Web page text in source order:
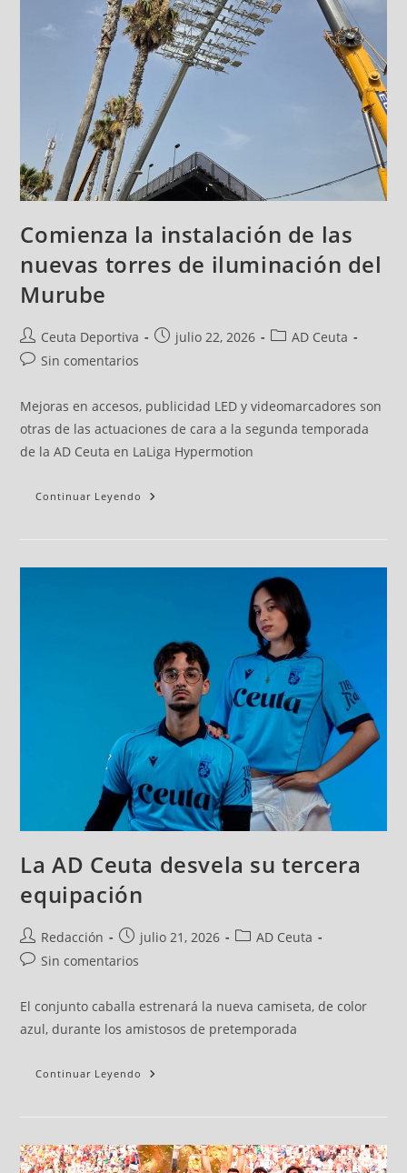
Comienza la instalación de las
nuevas torres de iluminación del
Murube
Ceuta Deportiva julio 22, 2026
AD Ceuta
Sin comentarios
Mejoras en accesos, publicidad LED y videomarcadores son
otras de las actuaciones de cara a la segunda temporada
de la AD Ceuta en LaLiga Hypermotion
Continuar Leyendo
La AD Ceuta desvela su tercera
equipación
Redacción julio 21, 2026
AD Ceuta
Sin comentarios
El conjunto caballa estrenará la nueva camiseta, de color
azul, durante los amistosos de pretemporada
Continuar Leyendo